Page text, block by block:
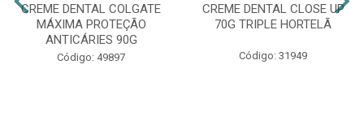
CREME DENTAL COLGATE
MÁXIMA PROTEÇÃO
ANTICÁRIES 90G
Código: 49897
CREME DENTAL CLOSE UP
70G TRIPLE HORTELÃ
Código: 31949